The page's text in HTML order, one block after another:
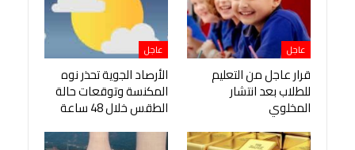
عاجل
قرار عاجل من التعليم
للطلاب بعد انتشار
المخلوي
عاجل
الأرصاد الجوية تحذر نوه
المكنسة وتوقعات حالة
الطقس خلال 48 ساعة